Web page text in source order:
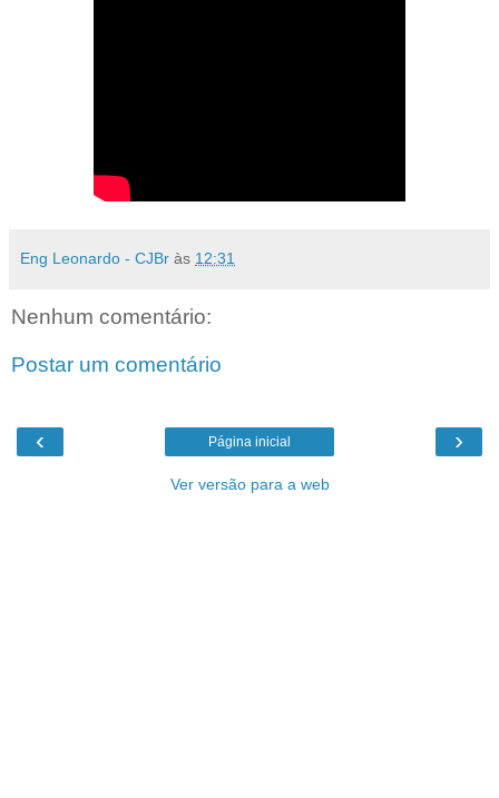
Eng Leonardo - CJBr às 12:31
Nenhum comentário:
Postar um comentário
‹ ›
Página inicial
Ver versão para a web